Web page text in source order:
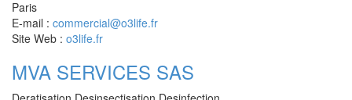
Paris
E-mail : commercial@o3life.fr
Site Web : o3life.fr
MVA SERVICES SAS